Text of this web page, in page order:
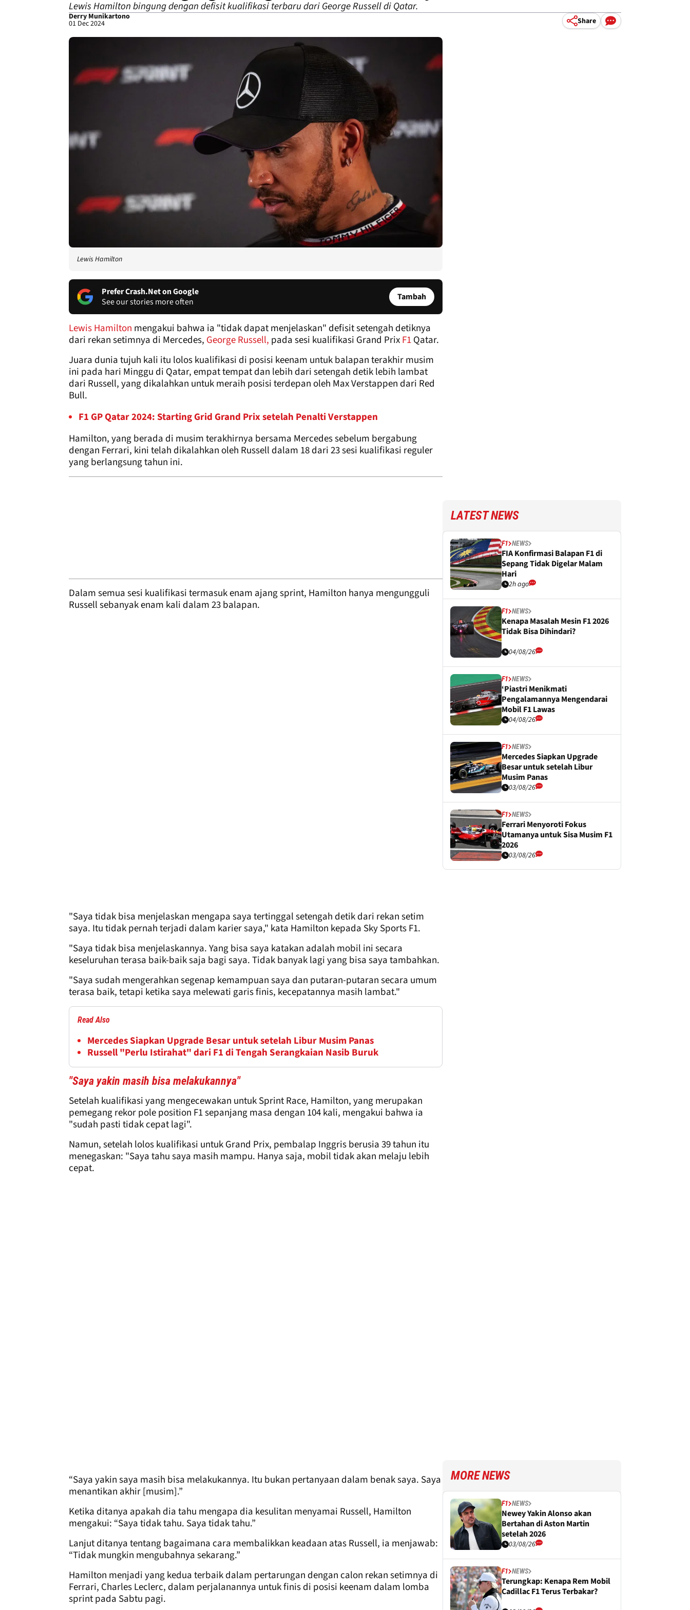
Lewis Hamilton bingung dengan defisit kualifikasi terbaru dari George Russell di Qatar.
Derry Munikartono
01 Dec 2024 Share
Lewis Hamilton
Prefer Crash.Net on Google
See our stories more often
Tambah
Lewis Hamilton mengakui bahwa ia "tidak dapat menjelaskan" defisit setengah detiknya
dari rekan setimnya di Mercedes, George Russell, pada sesi kualifikasi Grand PrixF1Qatar.
Juara dunia tujuh kali itu lolos kualifikasi di posisi keenam untuk balapan terakhir musim
ini pada hari Minggu di Qatar, empat tempat dan lebih dari setengah detik lebih lambat
dari Russell, yang dikalahkan untuk meraih posisi terdepan oleh Max Verstappen dari Red
Bull.
F1 GP Qatar 2024: Starting Grid Grand Prix setelah Penalti Verstappen
Hamilton, yang berada di musim terakhirnya bersama Mercedes sebelum bergabung
dengan Ferrari, kini telah dikalahkan oleh Russell dalam 18 dari 23 sesi kualifikasi reguler
yang berlangsung tahun ini.
Dalam semua sesi kualifikasi termasuk enam ajang sprint, Hamilton hanya mengungguli
Russell sebanyak enam kali dalam 23 balapan.
"Saya tidak bisa menjelaskan mengapa saya tertinggal setengah detik dari rekan setim
saya. Itu tidak pernah terjadi dalam karier saya," kata Hamilton kepada Sky Sports F1.
"Saya tidak bisa menjelaskannya. Yang bisa saya katakan adalah mobil ini secara
keseluruhan terasa baik-baik saja bagi saya. Tidak banyak lagi yang bisa saya tambahkan.
"Saya sudah mengerahkan segenap kemampuan saya dan putaran-putaran secara umum
terasa baik, tetapi ketika saya melewati garis finis, kecepatannya masih lambat."
Read Also
Mercedes Siapkan Upgrade Besar untuk setelah Libur Musim Panas
Russell "Perlu Istirahat" dari F1 di Tengah Serangkaian Nasib Buruk
"Saya yakin masih bisa melakukannya"
Setelah kualifikasi yang mengecewakan untuk Sprint Race, Hamilton, yang merupakan
pemegang rekor pole position F1 sepanjang masa dengan 104 kali, mengakui bahwa ia
"sudah pasti tidak cepat lagi".
Namun, setelah lolos kualifikasi untuk Grand Prix, pembalap Inggris berusia 39 tahun itu
menegaskan: "Saya tahu saya masih mampu. Hanya saja, mobil tidak akan melaju lebih
cepat.
“Saya yakin saya masih bisa melakukannya. Itu bukan pertanyaan dalam benak saya. Saya
menantikan akhir [musim].”
Ketika ditanya apakah dia tahu mengapa dia kesulitan menyamai Russell, Hamilton
mengakui: “Saya tidak tahu. Saya tidak tahu.”
Lanjut ditanya tentang bagaimana cara membalikkan keadaan atas Russell, ia menjawab:
“Tidak mungkin mengubahnya sekarang.”
Hamilton menjadi yang kedua terbaik dalam pertarungan dengan calon rekan setimnya di
Ferrari, Charles Leclerc, dalam perjalanannya untuk finis di posisi keenam dalam lomba
sprint pada Sabtu pagi.
LATEST NEWS
F1 NEWS
FIA Konfirmasi Balapan F1 di
Sepang Tidak Digelar Malam
Hari
2h ago
F1 NEWS
Kenapa Masalah Mesin F1 2026
Tidak Bisa Dihindari?
04/08/26
F1 NEWS
‘Piastri Menikmati
Pengalamannya Mengendarai
Mobil F1 Lawas
04/08/26
F1 NEWS
Mercedes Siapkan Upgrade
Besar untuk setelah Libur
Musim Panas
03/08/26
F1 NEWS
Ferrari Menyoroti Fokus
Utamanya untuk Sisa Musim F1
2026
03/08/26
MORE NEWS
F1 NEWS
Newey Yakin Alonso akan
Bertahan di Aston Martin
setelah 2026
03/08/26
F1 NEWS
Terungkap: Kenapa Rem Mobil
Cadillac F1 Terus Terbakar?